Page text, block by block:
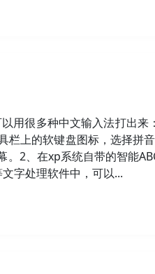
很多种中文输入法打出来
栏上的软键盘图标，选择拼
2、在xp系统自带的智能
字处理软件中，可以...